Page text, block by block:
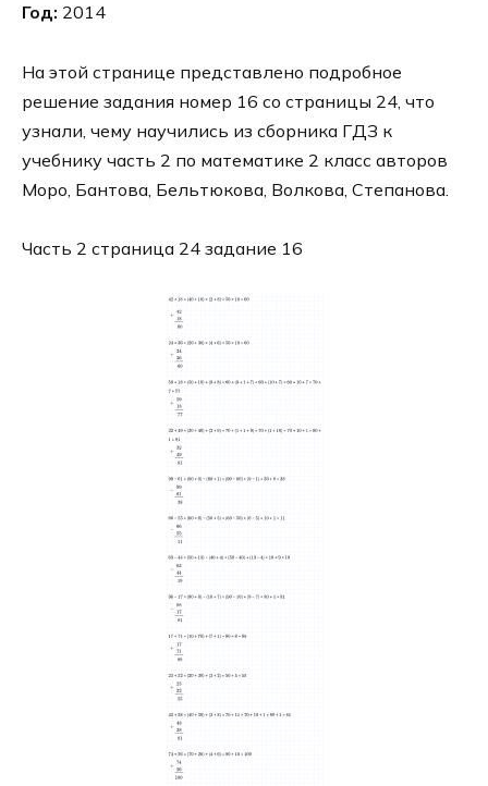
Год: 2014
На этой странице представлено подробное
решение задания номер 16 со страницы 24, что
узнали, чему научились из сборника ГДЗ к
учебнику часть 2 по математике 2 класс авторов
Моро, Бантова, Бельтюкова, Волкова, Степанова.
Часть 2 страница 24 задание 16